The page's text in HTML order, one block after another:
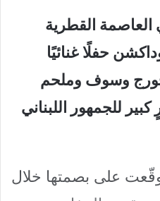
القطرية
حفلًا غنائيًا
جورج وسوف وملحم
للجمهور اللبناني
وقّعت على بصمتها خلال